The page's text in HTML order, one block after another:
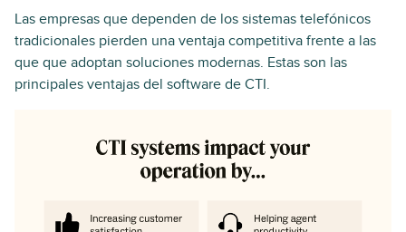
Las empresas que dependen de los sistemas telefónicos
tradicionales pierden una ventaja competitiva frente a las
que que adoptan soluciones modernas. Estas son las
principales ventajas del software de CTI.